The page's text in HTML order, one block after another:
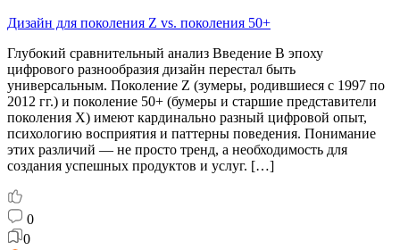
Дизайн для поколения Z vs. поколения 50+
Глубокий сравнительный анализ Введение В эпоху
цифрового разнообразия дизайн перестал быть
универсальным. Поколение Z (зумеры, родившиеся с 1997 по
2012 гг.) и поколение 50+ (бумеры и старшие представители
поколения X) имеют кардинально разный цифровой опыт,
психологию восприятия и паттерны поведения. Понимание
этих различий — не просто тренд, а необходимость для
создания успешных продуктов и услуг. […]
0
0